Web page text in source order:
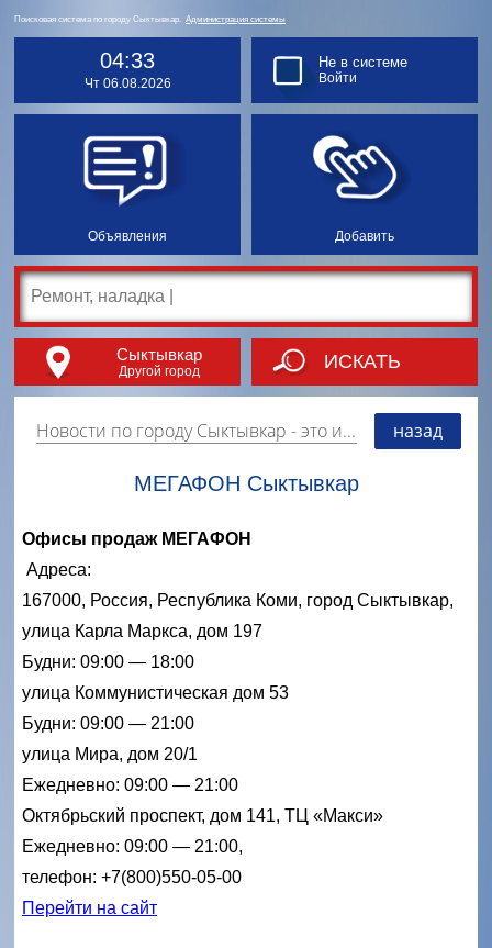
Поисковая система по городу Сыктывкар. Администрация системы
04:33
Чт 06.08.2026
Объявления Добавить
Не в системе
Войти
Сыктывкар
Другой город ИСКАТЬ
Новости по городу Сыктывкар - это информация о событиях, мероприятиях и торгово-коммерческой деятельности города. Страницу наполняют платные и бесплатные объявления, имеющие функцию "поднятия вверх списка". назад
МЕГАФОН Сыктывкар
Офисы продаж МЕГАФОН
Адреса:
167000, Россия, Республика Коми, город Сыктывкар,
улица Карла Маркса, дом 197
Будни: 09:00 — 18:00
улица Коммунистическая дом 53
Будни: 09:00 — 21:00
улица Мира, дом 20/1
Ежедневно: 09:00 — 21:00
Октябрьский проспект, дом 141, ТЦ «Макси»
Ежедневно: 09:00 — 21:00,
телефон: +7(800)550-05-00
Перейти на сайт